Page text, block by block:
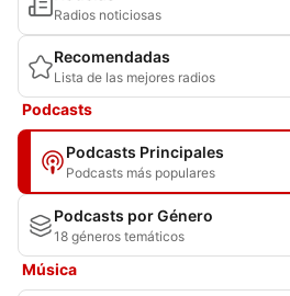
Radios noticiosas
Recomendadas
Lista de las mejores radios
Podcasts
Podcasts Principales
Podcasts más populares
Podcasts por Género
18 géneros temáticos
Música